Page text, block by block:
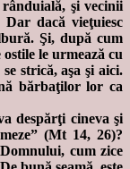
şi vecinii
dacă vieţuiesc
Şi, după cum
le urmează cu
strică, aşa şi aici.
bărbaţilor lor ca
despărţi cineva şi
(Mt 14, 26)?
cum zice